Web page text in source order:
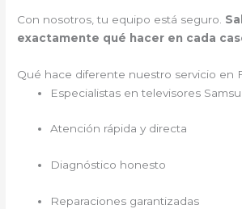
Con nosotros, tu equipo está seguro.
exactamente qué hacer en cada
Qué hace diferente nuestro servicio en
Especialistas en televisores
Atención rápida y directa
Diagnóstico honesto
Reparaciones garantizadas